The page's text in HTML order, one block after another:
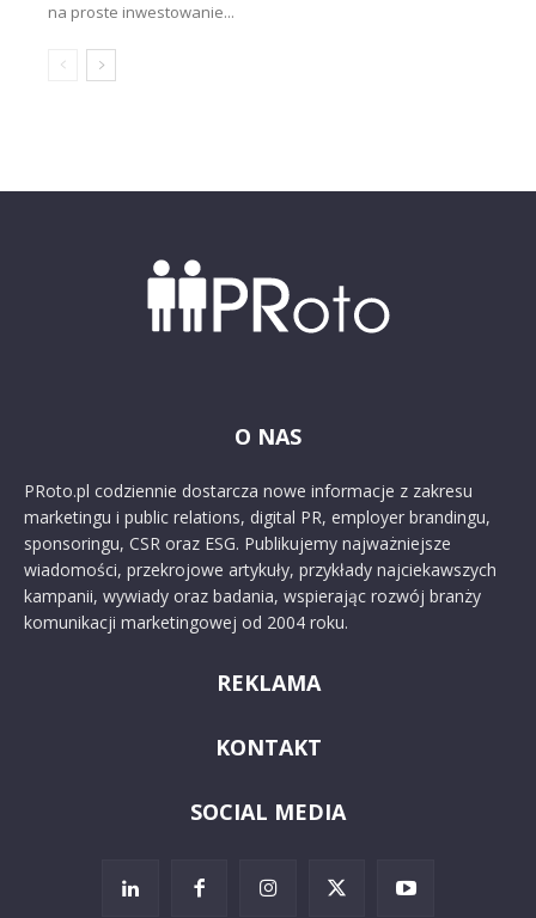
na proste inwestowanie...
O NAS
PRoto.pl codziennie dostarcza nowe informacje z zakresu
marketingu i public relations, digital PR, employer brandingu,
sponsoringu, CSR oraz ESG. Publikujemy najważniejsze
wiadomości, przekrojowe artykuły, przykłady najciekawszych
kampanii, wywiady oraz badania, wspierając rozwój branży
komunikacji marketingowej od 2004 roku.
REKLAMA
KONTAKT
SOCIAL MEDIA